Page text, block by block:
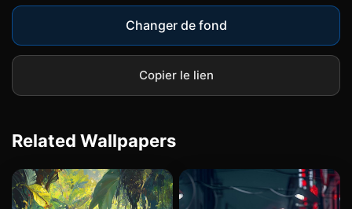
Changer de fond
Copier le lien
Related Wallpapers